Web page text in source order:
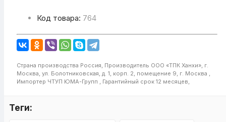
Код товара: 764
Страна производства Россия, Производитель ООО «ТПК Ханхи», г.
Москва, ул. Болотниковская, д. 1, корп. 2, помещение 9, г. Москва ,
Импортер ЧТУП ЮМА-Групп , Гарантийный срок 12 месяцев,
Теги: